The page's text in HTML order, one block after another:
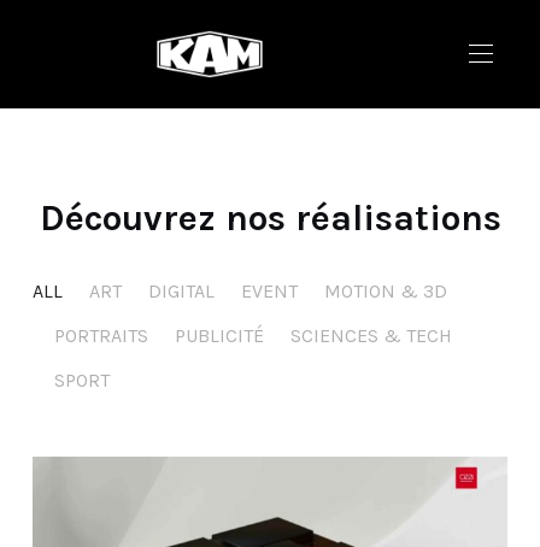
Découvrez nos réalisations
ALL ART DIGITAL EVENT
MOTION & 3D
PORTRAITS
PUBLICITÉ
SCIENCES & TECH
SPORT